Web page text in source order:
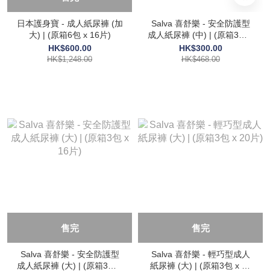
日本護身寶 - 成人紙尿褲 (加
大) | (原箱6包 x 16片)
HK$600.00
HK$1,248.00
Salva 喜舒樂 - 安全防護型
成人紙尿褲 (中) | (原箱3包 x
18片)
HK$300.00
HK$468.00
售完
Salva 喜舒樂 - 安全防護型
成人紙尿褲 (大) | (原箱3包 x
售完
Salva 喜舒樂 - 輕巧型成人
紙尿褲 (大) | (原箱3包 x 20